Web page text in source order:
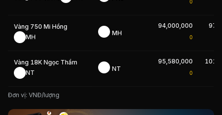
0
Vàng 750 Mi Hồng
MH
MH
94,000,000
0
Vàng 18K Ngọc Thẩm
NT
NT
95,580,000
0
Đơn vị: VNĐ/lượng